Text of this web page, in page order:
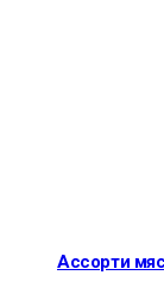
Ассорти